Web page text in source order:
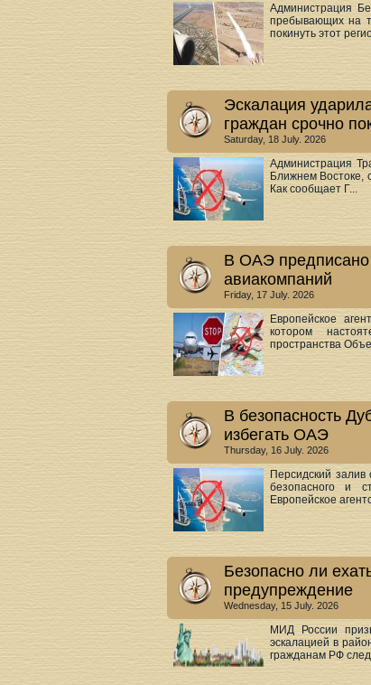
Администрация
пребывающих на
покинуть этот
Эскалация
граждан срочно
Saturday, 18 July. 2026
Администрация
Ближнем Востоке,
Как сообщает Г...
В ОАЭ предписано
авиакомпаний
Friday, 17 July. 2026
Европейское
котором
пространства
В безопасность
избегать ОАЭ
Thursday, 16 July. 2026
Персидский залив
безопасного и
Европейское
Безопасно ли
предупреждение
Wednesday, 15 July. 2026
МИД России
эскалацией в
гражданам РФ